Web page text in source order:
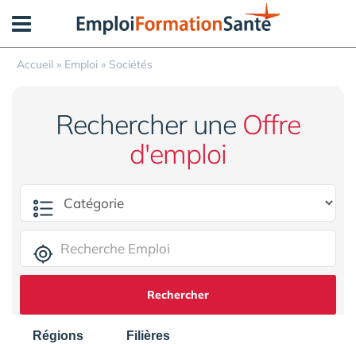
Accueil » Emploi » Sociétés
Rechercher une Offre
d'emploi
Rechercher
Régions Filières